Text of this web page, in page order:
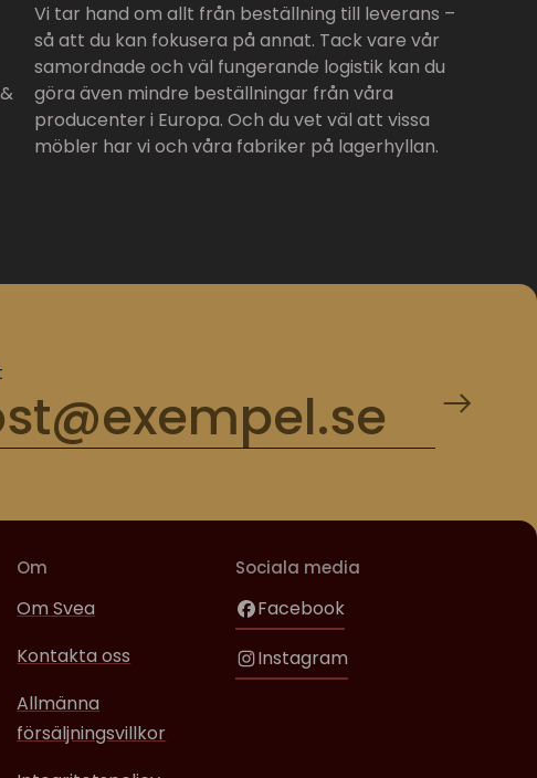
Vi tar hand om allt från beställning till leverans –
så att du kan fokusera på annat. Tack vare vår
samordnade och väl fungerande logistik kan du
göra även mindre beställningar från våra
producenter i Europa. Och du vet väl att vissa
möbler har vi och våra fabriker på lagerhyllan.
Om
Om Svea
Kontakta oss
Allmänna
försäljningsvillkor
Sociala media
Facebook
Instagram